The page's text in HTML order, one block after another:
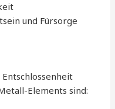
und Fürsorge
Elements sind: